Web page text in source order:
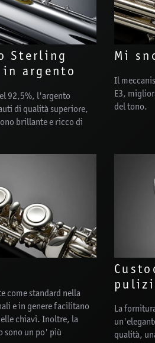
Sterling
argento
92,5%, l'argento
di qualità superiore,
brillante e ricco di
Mi
Il
E3,
del tono.
come standard nella
e in genere facilitano
chiavi. Inoltre, la
sono un po' più
La
qualità,